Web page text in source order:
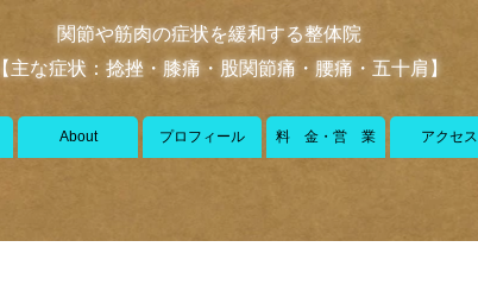
関節や筋肉の症状を緩和する整体院
【主な症状：捻挫・膝痛・股関節痛・腰痛・五十肩】
About プロフィール 料 金・営 業 アクセス